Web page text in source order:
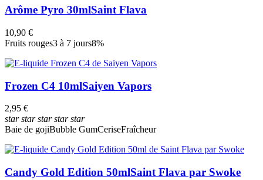
Arôme Pyro 30mlSaint Flava
10,90 €
Fruits rouges3 à 7 jours8%
Frozen C4 10mlSaiyen Vapors
2,95 €
starstarstarstarstar
Baie de gojiBubble GumCeriseFraîcheur
Candy Gold Edition 50mlSaint Flava par Swoke